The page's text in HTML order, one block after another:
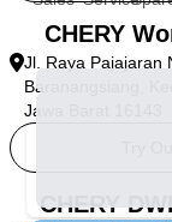
CHERY
Jl. Raya Pajajaran
Baranangsiang,
Jawa Barat 16143
CHERY